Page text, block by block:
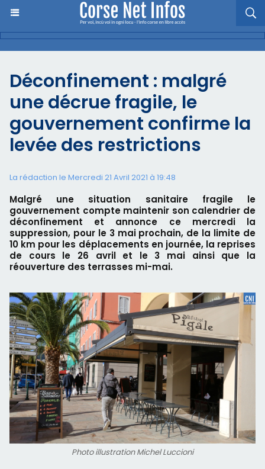
Déconfinement : malgré
une décrue fragile, le
gouvernement confirme la
levée des restrictions
La rédaction le Mercredi 21 Avril 2021 à 19:48
Malgré une situation sanitaire fragile le
gouvernement compte maintenir son calendrier de
déconfinement et annonce ce mercredi la
suppression, pour le 3 mai prochain, de la limite de
10 km pour les déplacements en journée, la reprises
de cours le 26 avril et le 3 mai ainsi que la
réouverture des terrasses mi-mai.
Photo illustration Michel Luccioni